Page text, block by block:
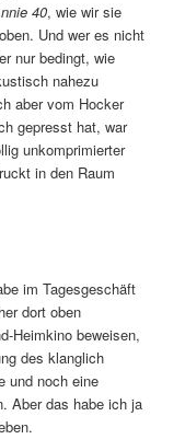
40, wie wir sie
Und wer es nicht
nur bedingt, wie
nahezu
aber vom Hocker
gepresst hat, war
unkomprimierter
in den Raum
im Tagesgeschäft
dort oben
Heimkino beweisen,
des klanglich
und noch eine
Aber das habe ich ja